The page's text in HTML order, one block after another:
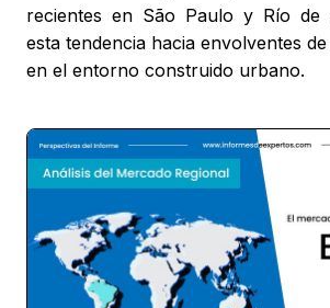
recientes en São Paulo y Río de
esta tendencia hacia envolventes
en el entorno construido urbano.